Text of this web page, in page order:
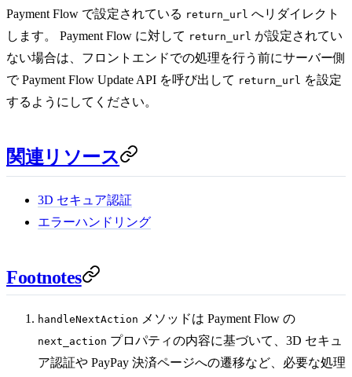
Payment Flow で設定されている return_url へリダイレクト
します。 Payment Flow に対して return_url が設定されてい
ない場合は、フロントエンドでの処理を行う前にサーバー側
で Payment Flow Update API を呼び出して return_url を設定
するようにしてください。
関連リソース
3D セキュア認証
エラーハンドリング
Footnotes
handleNextAction メソッドは Payment Flow の
next_action プロパティの内容に基づいて、3D セキュ
ア認証や PayPay 決済ページへの遷移など、必要な処理